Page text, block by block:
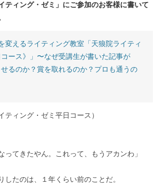
ティング・ゼミ」にご参加のお客様に書いて
変えるライティング教室「天狼院ライティ
ース》」〜なぜ受講生が書いた記事が
るのか？賞を取れるのか？プロも通うの
ティング・ゼミ平日コース）
ってきたやん。これって、もうアカンわ」
したのは、１年くらい前のことだ。